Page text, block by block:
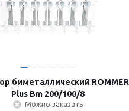
биметаллический ROMMER
Plus Bm 200/100/8
Можно заказать